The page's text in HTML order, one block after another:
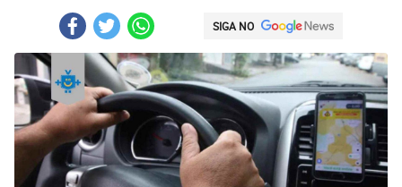
SIGA NO